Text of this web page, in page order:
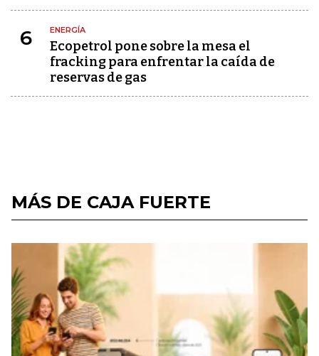
6 ENERGÍA
Ecopetrol pone sobre la mesa el
fracking para enfrentar la caída de
reservas de gas
MÁS DE CAJA FUERTE